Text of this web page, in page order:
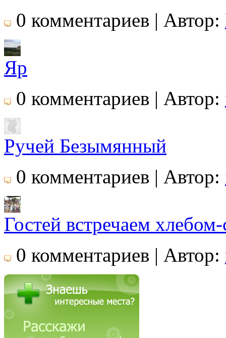
0 комментариев | Автор:
Яр
0 комментариев | Автор:
Ручей Безымянный
0 комментариев | Автор:
Гостей встречаем
0 комментариев | Автор: